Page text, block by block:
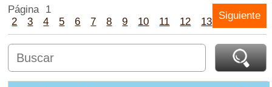
Página 1
2
3 4 5 6 7 8 9 10 11 12 13 14 15
Siguiente